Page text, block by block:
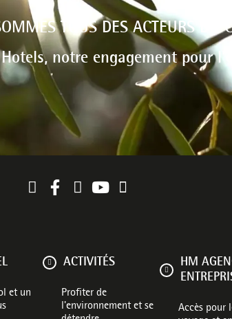
TOUS DES ACTEURS DU
Hotels, notre engagement pour
et un
ACTIVITÉS
Profiter de
l'environnement et se
HM
Accès pour